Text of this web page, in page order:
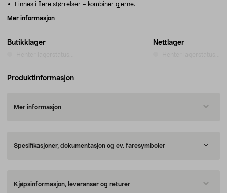
Butikklager Nettlager
Finnes i flere størrelser – kombiner gjerne.
Mer informasjon
Produktinformasjon
Mer informasjon
Spesifikasjoner, dokumentasjon og ev. faresymboler
Kjøpsinformasjon, leveranser og returer